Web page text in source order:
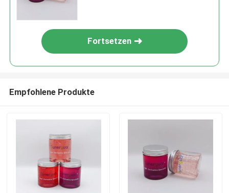
Fortsetzen
Empfohlene Produkte